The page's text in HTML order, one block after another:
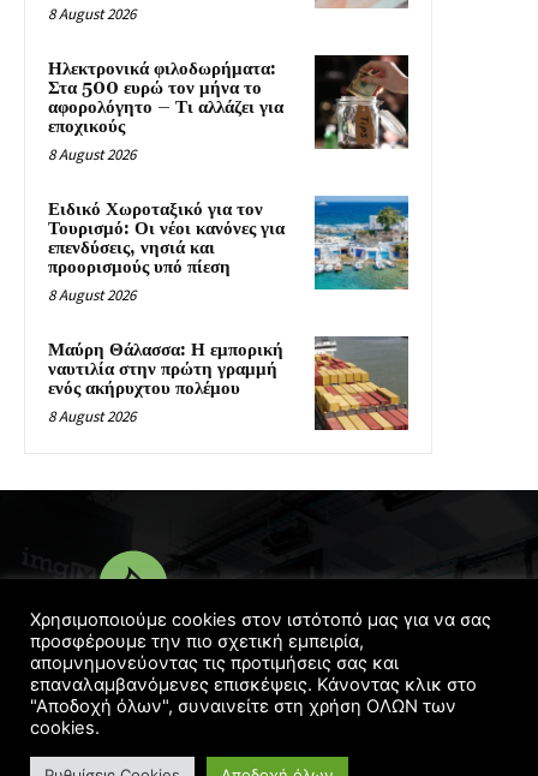
8 August 2026
Ηλεκτρονικά φιλοδωρήματα:
Στα 500 ευρώ τον μήνα το
αφορολόγητο – Τι αλλάζει για
εποχικούς
8 August 2026
Ειδικό Χωροταξικό για τον
Τουρισμό: Οι νέοι κανόνες για
επενδύσεις, νησιά και
προορισμούς υπό πίεση
8 August 2026
Μαύρη Θάλασσα: Η εμπορική
ναυτιλία στην πρώτη γραμμή
ενός ακήρυχτου πολέμου
8 August 2026
© Copyright 2016 - 2022 | DesignedGeorgelaskos.com
Χρησιμοποιούμε cookies στον ιστότοπό μας για να σας
προσφέρουμε την πιο σχετική εμπειρία,
απομνημονεύοντας τις προτιμήσεις σας και
επαναλαμβανόμενες επισκέψεις. Κάνοντας κλικ στο
"Αποδοχή όλων", συναινείτε στη χρήση ΟΛΩΝ των
cookies.